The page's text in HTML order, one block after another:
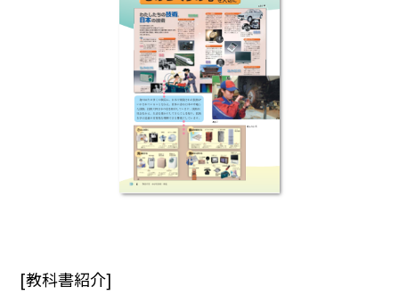
[教科書紹介]